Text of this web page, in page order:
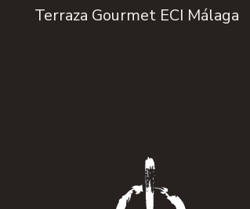
Terraza Gourmet ECI Málaga